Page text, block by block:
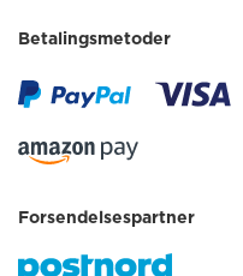
Betalingsmetoder
Forsendelsespartner